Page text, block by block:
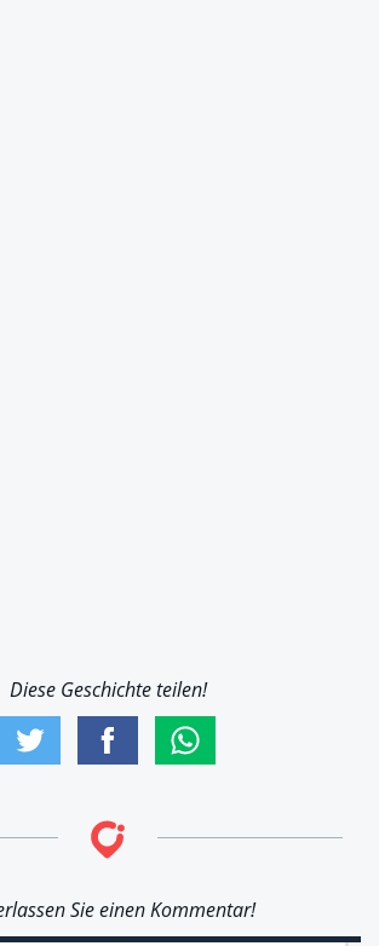
Diese Geschichte teilen!
Sie einen Kommentar!